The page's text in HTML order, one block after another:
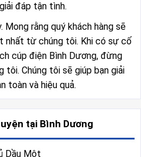
đáp tận tình.
rằng quý khách hàng sẽ
từ chúng tôi. Khi có sự cố
cúp điện Bình Dương, đừng
tôi. Chúng tôi sẽ giúp bạn giải
toàn và hiệu quả.
tại Bình Dương
Dầu Một